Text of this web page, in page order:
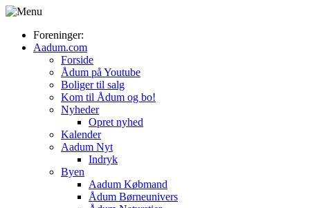
Foreninger:
Aadum.com
Forside
Ådum på Youtube
Boliger til salg
Kom til Ådum og bo!
Nyheder
Opret nyhed
Kalender
Aadum Nyt
Indryk
Byen
Aadum Købmand
Ådum Børneunivers